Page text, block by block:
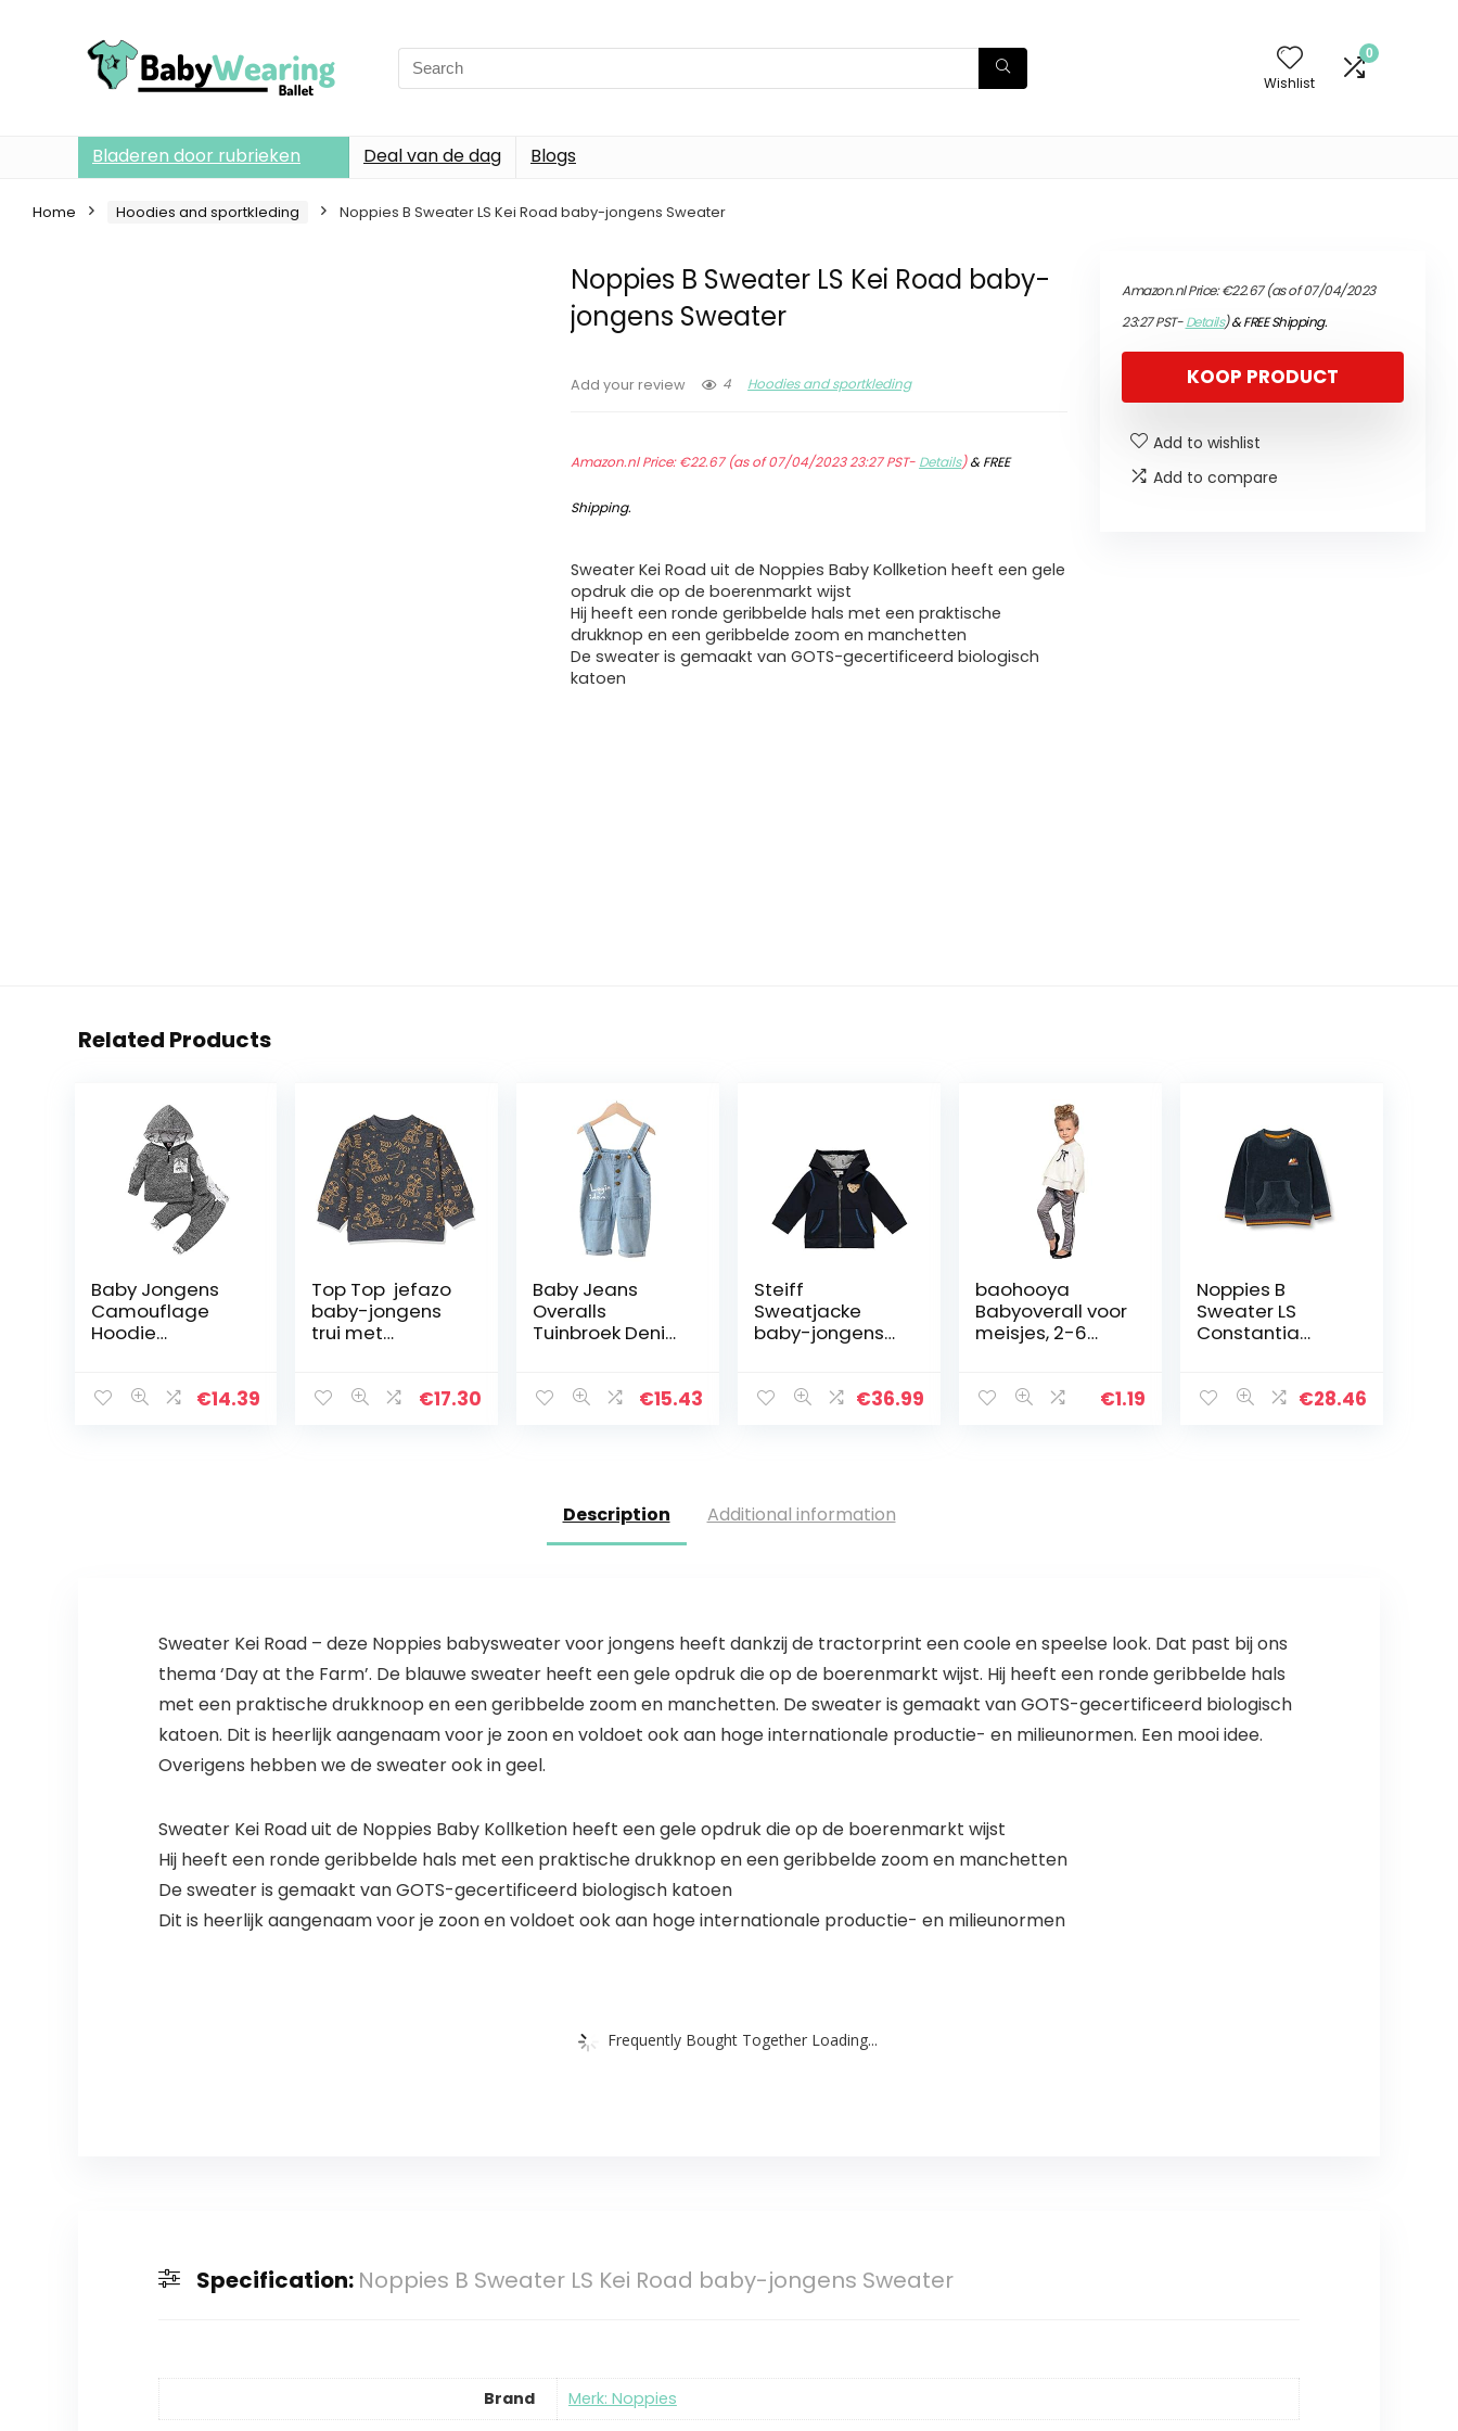
Search
for:
Wishlist
0
Bladeren door rubrieken Deal van de dag Blogs
Home Hoodies and sportkleding Noppies B Sweater LS Kei Road baby-jongens Sweater
Noppies B Sweater LS Kei Road baby-
jongens Sweater
Add your review 4 Hoodies and sportkleding
Amazon.nl Price:€22.67(as of 07/04/2023 23:27 PST- Details)&FREE
Shipping.
Sweater Kei Road uit de Noppies Baby Kollketion heeft een gele
opdruk die op de boerenmarkt wijst
Hij heeft een ronde geribbelde hals met een praktische
drukknop en een geribbelde zoom en manchetten
De sweater is gemaakt van GOTS-gecertificeerd biologisch
katoen
Amazon.nl Price:€22.67(as of 07/04/2023
23:27 PST-Details)&FREE Shipping.
KOOP PRODUCT
Add to wishlist
Add to compare
Related Products
Baby Jongens
Camouflage
Hoodie
Sweatshirt Top
€14.39
Top Top jefazo
baby-jongens
trui met
€17.30
Baby Jeans
Overalls
Tuinbroek Denim
Rompers Kat
€15.43
Steiff
Sweatjacke
baby-jongens
€36.99
baohooya
Babyoverall voor
meisjes, 2-6
shirt met strik en
€1.19
Noppies B
Sweater LS
Constantia
€28.46
Description Additional information
Sweater Kei Road – deze Noppies babysweater voor jongens heeft dankzij de tractorprint een coole en speelse look. Dat past bij ons
thema ‘Day at the Farm’. De blauwe sweater heeft een gele opdruk die op de boerenmarkt wijst. Hij heeft een ronde geribbelde hals
met een praktische drukknoop en een geribbelde zoom en manchetten. De sweater is gemaakt van GOTS-gecertificeerd biologisch
katoen. Dit is heerlijk aangenaam voor je zoon en voldoet ook aan hoge internationale productie- en milieunormen. Een mooi idee.
Overigens hebben we de sweater ook in geel.
Sweater Kei Road uit de Noppies Baby Kollketion heeft een gele opdruk die op de boerenmarkt wijst
Hij heeft een ronde geribbelde hals met een praktische drukknop en een geribbelde zoom en manchetten
De sweater is gemaakt van GOTS-gecertificeerd biologisch katoen
Dit is heerlijk aangenaam voor je zoon en voldoet ook aan hoge internationale productie- en milieunormen
Frequently Bought Together Loading...
Specification: Noppies B Sweater LS Kei Road baby-jongens Sweater
Brand Merk: Noppies